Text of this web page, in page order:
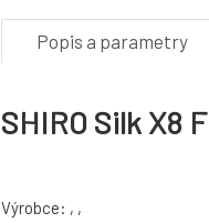
Popis a parametry
SHIRO Silk X8
Výrobce: , ,